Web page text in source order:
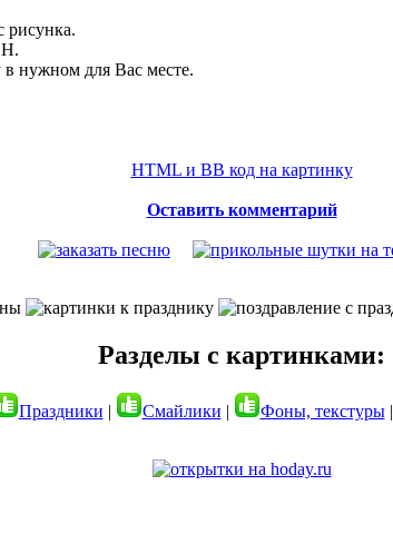
рисунка.
нужном для Вас месте.
HTML и BB код на картинку
Оставить комментарий
Разделы с картинками:
Праздники | Смайлики | Фоны, текстуры|